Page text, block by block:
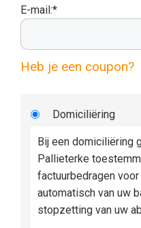
E-mail:*
Heb je een coupon?
Domiciliëring
Bij een domiciliëring
Pallieterke
factuurbedragen
automatisch van uw
stopzetting van uw